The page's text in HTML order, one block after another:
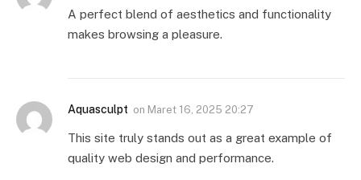
A perfect blend of aesthetics and functionality
makes browsing a pleasure.
Aquasculpt on Maret 16, 2025 20:27
This site truly stands out as a great example of
quality web design and performance.